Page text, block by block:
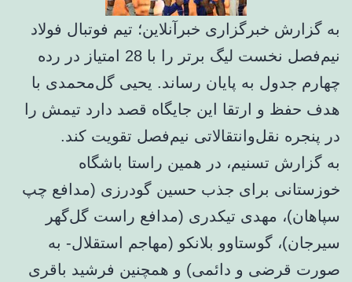
به گزارش خبرگزاری خبرآنلاین؛ تیم فوتبال فولاد
نیم‌فصل نخست لیگ برتر را با 28 امتیاز در رده
چهارم جدول به پایان رساند. یحیی گل‌محمدی با
هدف حفظ و ارتقا این جایگاه قصد دارد تیمش را
در پنجره نقل‌وانتقالاتی نیم‌فصل تقویت کند.
به گزارش تسنیم، در همین راستا باشگاه
خوزستانی برای جذب حسین گودرزی (مدافع چپ
سپاهان)، مهدی تیکدری (مدافع راست گل‌گهر
سیرجان)، گوستاوو بلانکو (مهاجم استقلال- به
صورت قرضی و دائمی) و همچنین فرشید باقری